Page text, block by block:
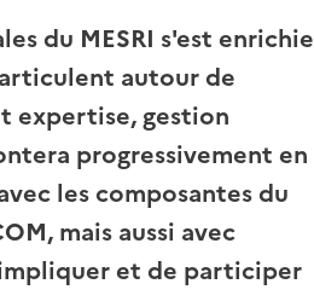
du MESRI s'est enrichie
autour de
expertise, gestion
progressivement en
les composantes du
mais aussi avec
et de participer